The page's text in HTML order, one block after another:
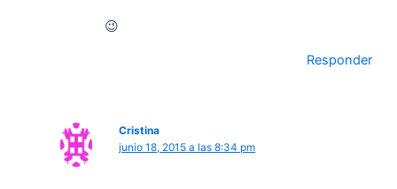
😉
Responder
Cristina
junio 18, 2015 a las 8:34 pm